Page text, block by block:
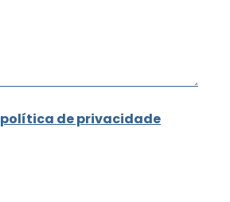
política de privacidade